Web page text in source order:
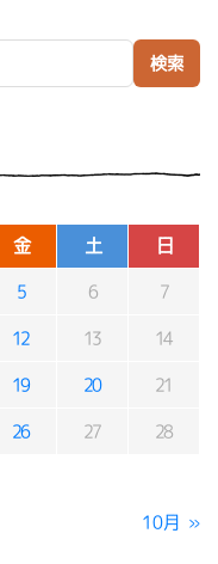
金 土 日
5 6 7
12 13 14
19 20 21
26 27 28
10月 »